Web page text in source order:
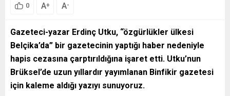
0 A+ A-
Gazeteci-yazar Erdinç Utku, “özgürlükler ülkesi
Belçika’da” bir gazetecinin yaptığı haber nedeniyle
hapis cezasına çarptırıldığına işaret etti. Utku’nun
Brüksel’de uzun yıllardır yayımlanan Binfikir gazetesi
için kaleme aldığı yazıyı sunuyoruz.